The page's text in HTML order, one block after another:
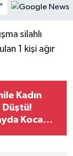
+
silahlı
1 kişi ağır
Kadın
Düştü!
Koca